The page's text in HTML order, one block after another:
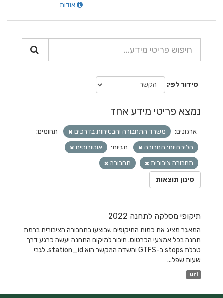
אודות
סידור לפי
נמצא פריטי מידע אחד
ארגונים: משרד התחבורה והבטיחות בדרכים
תחומים:
הליכתיות: תחבורה
תגיות:
אוטובוסים
תחבורה ציבורית
תחבורה
סינון תוצאות
תיקופי מסלקה לתחנה 2022
המאגר מציג את כמות התיקופים שבוצעו בתחבורה הציבורית ברמת
תחנה בכל אמצעי הכרטוס. חיבור למיקום התחנה יעשה כרגע דרך
טבלת stops ב-GTFS והשדה המקשר הוא station_id. לגבי
שעות שפל...
url